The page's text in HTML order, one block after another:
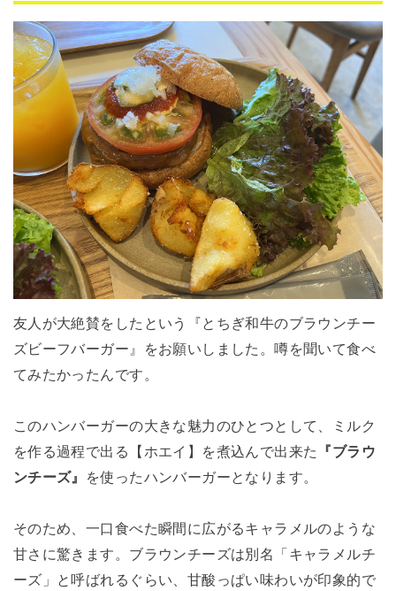
友人が大絶賛をしたという『とちぎ和牛のブラウンチー
ズビーフバーガー』をお願いしました。噂を聞いて食べ
てみたかったんです。
このハンバーガーの大きな魅力のひとつとして、ミルク
を作る過程で出る【ホエイ】を煮込んで出来た
『ブラウ
ンチーズ』
を使ったハンバーガーとなります。
そのため、一口食べた瞬間に広がるキャラメルのような
甘さに驚きます。ブラウンチーズは別名「キャラメルチ
ーズ」と呼ばれるぐらい、甘酸っぱい味わいが印象的で